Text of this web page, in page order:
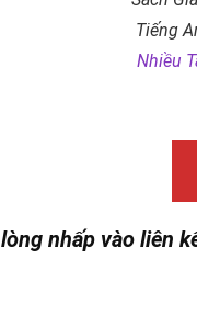
Tiếng
Nhiều
nhấp vào liên